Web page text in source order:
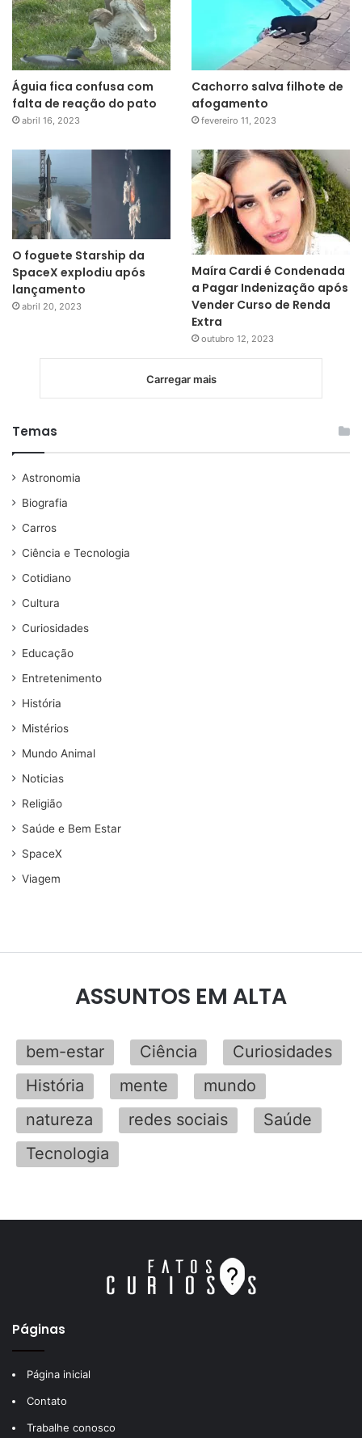
Águia fica confusa com
falta de reação do pato
abril 16, 2023
Cachorro salva filhote de
afogamento
fevereiro 11, 2023
O foguete Starship da
SpaceX explodiu após
lançamento
abril 20, 2023
Maíra Cardi é Condenada
a Pagar Indenização após
Vender Curso de Renda
Extra
outubro 12, 2023
Carregar mais
Temas
Astronomia
Biografia
Carros
Ciência e Tecnologia
Cotidiano
Cultura
Curiosidades
Educação
Entretenimento
História
Mistérios
Mundo Animal
Noticias
Religião
Saúde e Bem Estar
SpaceX
Viagem
ASSUNTOS EM ALTA
bem-estar Ciência
Curiosidades
História
mente
mundo
natureza
redes sociais
Saúde
Tecnologia
Páginas
Página inicial
Contato
Trabalhe conosco